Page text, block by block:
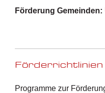
Förderung Gemeinden:
Programme zur